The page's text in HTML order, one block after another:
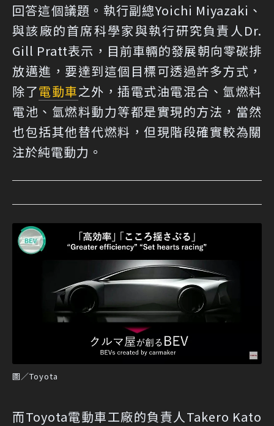
回答這個議題。執行副總Yoichi Miyazaki、
與該廠的首席科學家與執行研究負責人Dr.
Gill Pratt表示，目前車輛的發展朝向零碳排
放邁進，要達到這個目標可透過許多方式，
除了電動車之外，插電式油電混合、氫燃料
電池、氫燃料動力等都是實現的方法，當然
也包括其他替代燃料，但現階段確實較為關
注於純電動力。
圖／Toyota
而Toyota電動車工廠的負責人Takero Kato